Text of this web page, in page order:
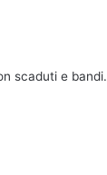
scaduti e bandi.